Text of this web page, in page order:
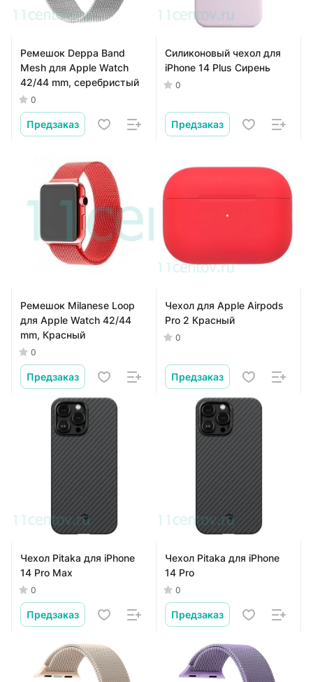
Ремешок Deppa Band
Mesh для Apple Watch
42/44 mm, серебристый
0
Предзаказ
Силиконовый чехол для
iPhone 14 Plus Сирень
0
Предзаказ
Ремешок Milanese Loop
для Apple Watch 42/44
mm, Красный
0
Предзаказ
Чехол для Apple Airpods
Pro 2 Красный
0
Предзаказ
Чехол Pitaka для iPhone
14 Pro Max
0
Предзаказ
Чехол Pitaka для iPhone
14 Pro
0
Предзаказ